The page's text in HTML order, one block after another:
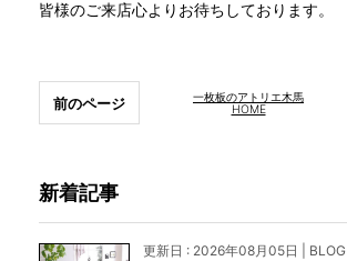
皆様のご来店心よりお待ちしております。
一枚板のアトリエ木馬
HOME
前のページ
新着記事
更新日 : 2026年08月05日 | BLOG